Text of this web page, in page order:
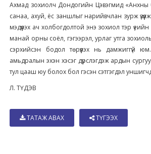
Ахмад зохиолч Дондогийн Цэвэгмид «Анхны
санаа, ахуй, ёс заншлыг нарийвчлан зурж
мэдүүлэх ач холбогдолтой энэ зохиол тэр
манай орны соёл, гэгээрэл, урлаг утга
сэрхийсэн бодол төрүүлэх нь дамжиггүй
амьдралын эхэн хэсэг дүрслэгдэж ардын
тул цааш юу болох бол гэсэн сэтгэгдэл
Л. ТҮДЭВ
ТАТАЖ АВАХ ТҮГЭЭХ